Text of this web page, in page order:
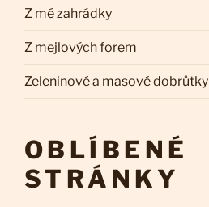
Z mé zahrádky
Z mejlových forem
Zeleninové a masové dobrůtky
OBLÍBENÉ
STRÁNKY